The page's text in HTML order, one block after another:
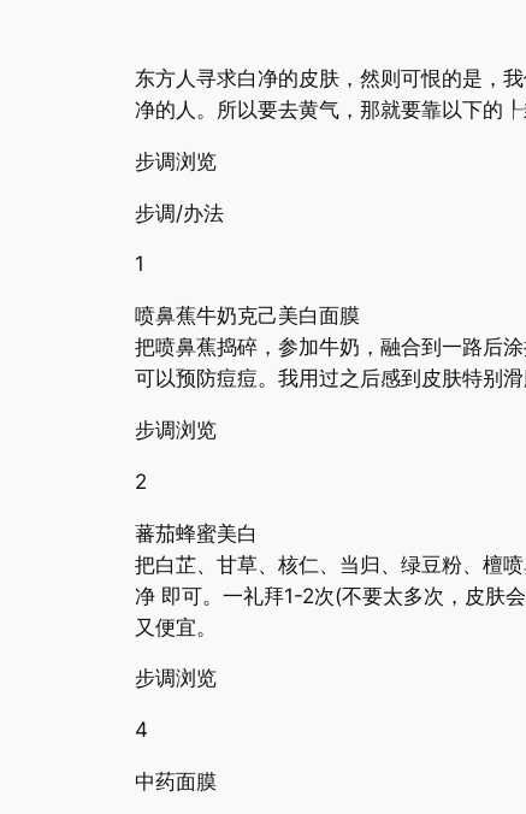
东方人寻求白净的皮肤，然则可恨的是，
净的人。所以要去黄气，那就要靠以下的┞
步调浏览
步调/办法
1
喷鼻蕉牛奶克己美白面膜
把喷鼻蕉捣碎，参加牛奶，融合到一路后
可以预防痘痘。我用过之后感到皮肤特别
步调浏览
2
蕃茄蜂蜜美白
把白芷、甘草、核仁、当归、绿豆粉、檀
净 即可。一礼拜1-2次(不要太多次，皮肤
又便宜。
步调浏览
4
中药面膜